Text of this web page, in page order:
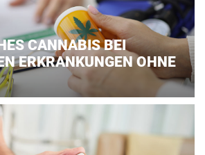
CANNABIS BEI
ERKRANKUNGEN OHNE